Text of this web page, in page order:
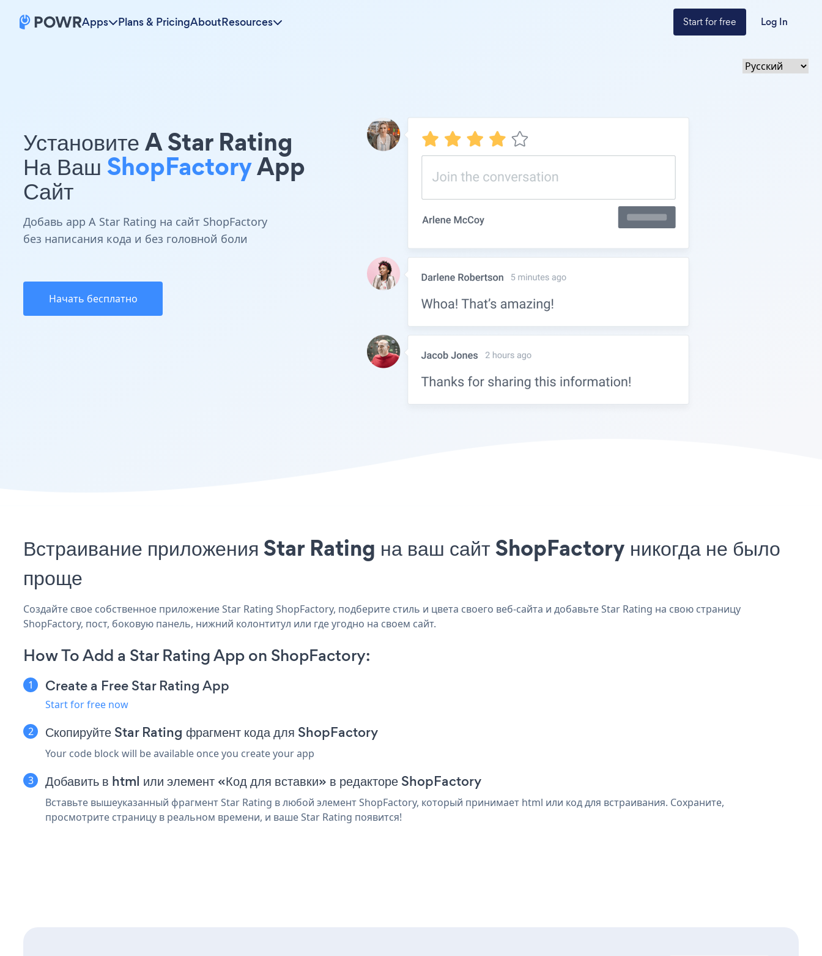
Apps Plans & PricingAboutResources Start for free Log In
Установите A Star Rating
На Ваш ShopFactoryApp
Сайт
Добавь app A Star Rating на сайт ShopFactory
без написания кода и без головной боли
Начать бесплатно
Встраивание приложения Star Rating на ваш сайт ShopFactory никогда не было
проще
Создайте свое собственное приложение Star Rating ShopFactory, подберите стиль и цвета своего веб-сайта и добавьте Star Rating на свою страницу
ShopFactory, пост, боковую панель, нижний колонтитул или где угодно на своем сайт.
How To Add a Star Rating App on ShopFactory:
Create a Free Star Rating App
Start for free now
Скопируйте Star Rating фрагмент кода для ShopFactory
Your code block will be available once you create your app
Добавить в html или элемент «Код для вставки» в редакторе ShopFactory
Вставьте вышеуказанный фрагмент Star Rating в любой элемент ShopFactory, который принимает html или код для встраивания. Сохраните,
просмотрите страницу в реальном времени, и ваше Star Rating появится!